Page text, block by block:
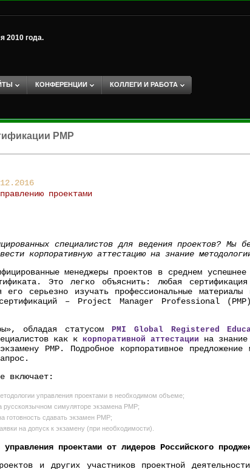
2010 года.
КОНФЕРЕНЦИИ КОЛЛЕГИ И РАБОТА
PMP
проектами
специалистов для ведения проектов? Мы
корпоративную аттестацию на знание
менеджеры проектов в среднем
Это легко объяснить: любая сертификация
его серьезно изучать профессиональные
– Project Manager Professional (PMP)
обладая статусом PMI Global Registered
как к корпоративной аттестации
на знание
PMP. Подробное корпоративное
включает:
управления проектами в необходимом объеме;
русскоязычном симуляторе экзамена PMP;
готовность сдавать экзамен PMP;
на допуск к экзамену (при необходимости).
управления проектами от лидеров Российского
и других участников проектной